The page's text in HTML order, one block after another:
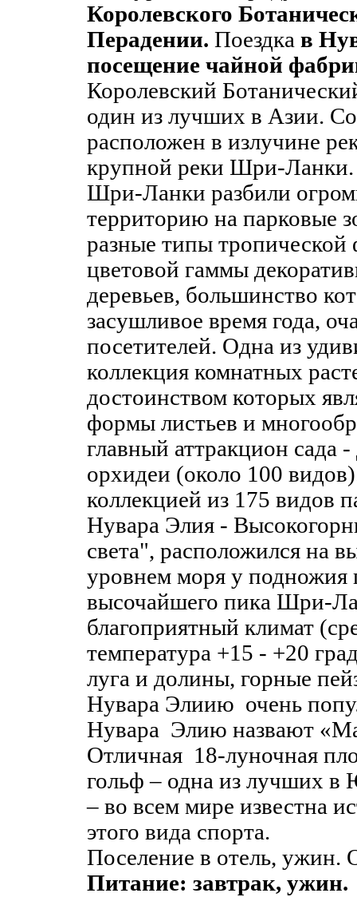
Королевского
Перадении. Поездка в
посещение чайной
Королевский
один из лучших в Азии.
расположен в излучине
крупной реки Шри-
Шри-Ланки разбили
территорию на парковые
разные типы тропической
цветовой гаммы
деревьев, большинство
засушливое время года,
посетителей. Одна из
коллекция комнатных
достоинством которых
формы листьев и
главный аттракцион сада
орхидеи (около 100
коллекцией из 175 видов
Нувара Элия -
света", расположился на
уровнем моря у подножия
высочайшего пика Шри-
благоприятный климат
температура +15 - +20
луга и долины, горные
Нувара Элиию очень
Нувара Элию назвают
Отличная 18-луночная
гольф – одна из лучших
– во всем мире известна
этого вида спорта.
Поселение в отель, ужин.
Питание: завтрак, ужин.